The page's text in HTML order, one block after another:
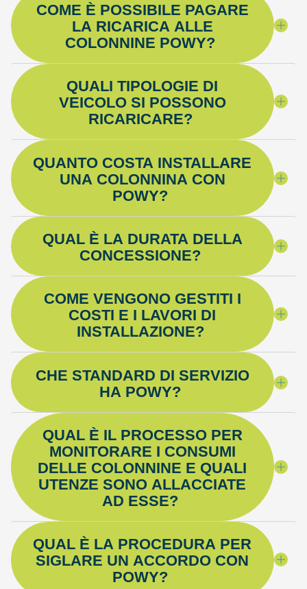
COME È POSSIBILE PAGARE
LA RICARICA ALLE
COLONNINE POWY?
QUALI TIPOLOGIE DI
VEICOLO SI POSSONO
RICARICARE?
QUANTO COSTA INSTALLARE
UNA COLONNINA CON
POWY?
QUAL È LA DURATA DELLA
CONCESSIONE?
COME VENGONO GESTITI I
COSTI E I LAVORI DI
INSTALLAZIONE?
CHE STANDARD DI SERVIZIO
HA POWY?
QUAL È IL PROCESSO PER
MONITORARE I CONSUMI
DELLE COLONNINE E QUALI
UTENZE SONO ALLACCIATE
AD ESSE?
QUAL È LA PROCEDURA PER
SIGLARE UN ACCORDO CON
POWY?